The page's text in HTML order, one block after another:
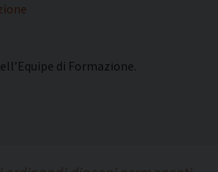
di Formazione.